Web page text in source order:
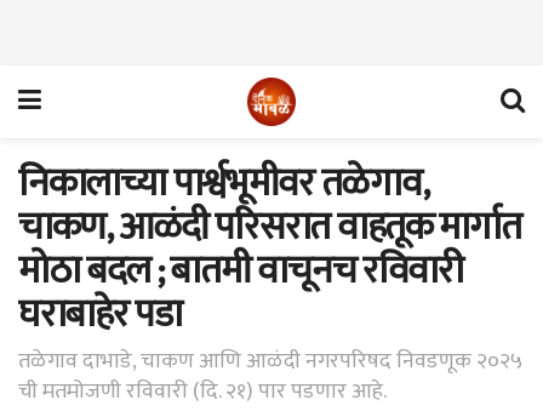
निकालाच्या पार्श्वभूमीवर तळेगाव,
चाकण, आळंदी परिसरात वाहतूक मार्गात
मोठा बदल ; बातमी वाचूनच रविवारी
घराबाहेर पडा
तळेगाव दाभाडे, चाकण आणि आळंदी नगरपरिषद निवडणूक २०२५
ची मतमोजणी रविवारी (दि. २१) पार पडणार आहे.